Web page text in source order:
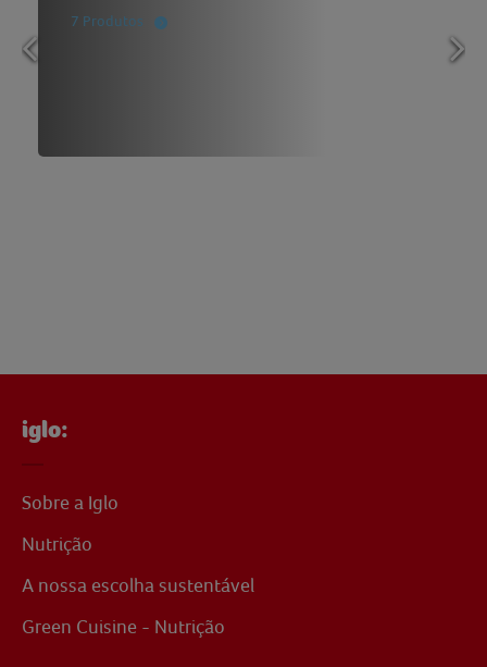
7 Produtos
iglo:
Sobre a Iglo
Nutrição
A nossa escolha sustentável
Green Cuisine - Nutrição